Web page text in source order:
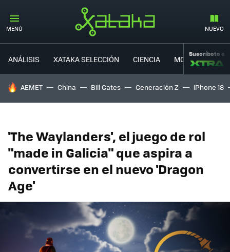
MENÚ NUEVO
ANÁLISIS XATAKA SELECCIÓN CIENCIA MOVILIDAD
Suscríbete a
HOY SE HABLA DE
AEMET China Bill Gates Generación Z iPhone 18
'The Waylanders', el juego de rol
"made in Galicia" que aspira a
convertirse en el nuevo 'Dragon
Age'